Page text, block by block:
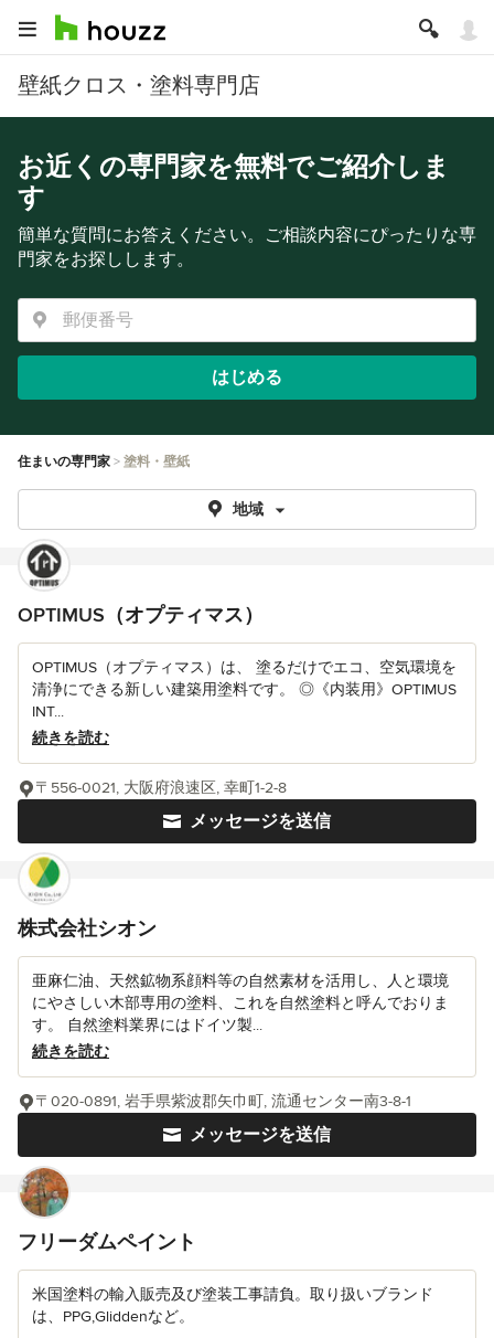
壁紙クロス・塗料専門店
お近くの専門家を無料でご紹介しま
す
簡単な質問にお答えください。ご相談内容にぴったりな専
門家をお探しします。
はじめる
住まいの専門家 塗料・壁紙
地域
OPTIMUS（オプティマス）
OPTIMUS（オプティマス）は、 塗るだけでエコ、空気環境を
清浄にできる新しい建築用塗料です。 ◎《内装用》OPTIMUS
INT...
続きを読む
メッセージを送信
〒556-0021, 大阪府浪速区, 幸町1-2-8
株式会社シオン
亜麻仁油、天然鉱物系顔料等の自然素材を活用し、人と環境
にやさしい木部専用の塗料、これを自然塗料と呼んでおりま
す。 自然塗料業界にはドイツ製...
続きを読む
メッセージを送信
〒020-0891, 岩手県紫波郡矢巾町, 流通センター南3-8-1
フリーダムペイント
米国塗料の輸入販売及び塗装工事請負。取り扱いブランド
は、PPG,Gliddenなど。